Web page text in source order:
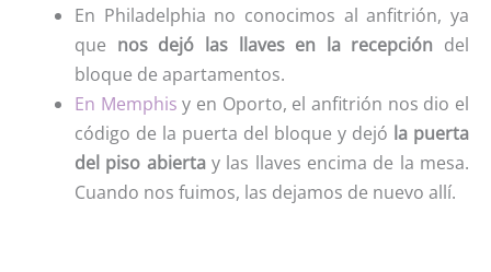
En Philadelphia no conocimos al anfitrión, ya
que nos dejó las llaves en la recepción del
bloque de apartamentos.
En Memphis y en Oporto, el anfitrión nos dio el
código de la puerta del bloque y dejó la puerta
del piso abiertay las llaves encima de la mesa.
Cuando nos fuimos, las dejamos de nuevo allí.